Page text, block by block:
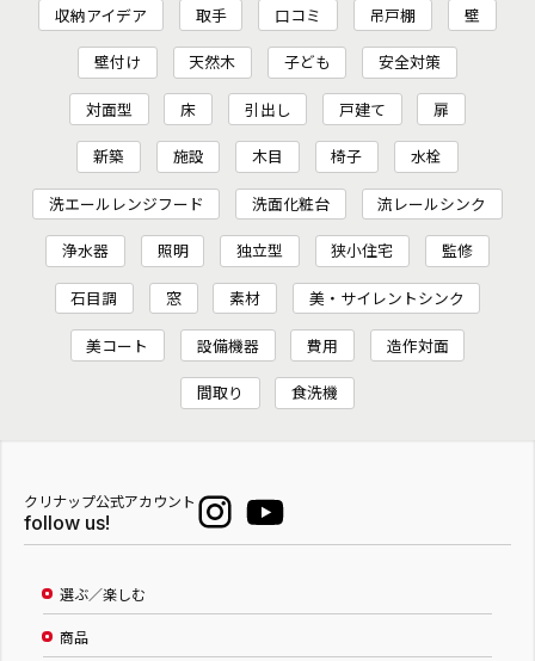
収納アイデア 取手 口コミ 吊戸棚 壁
壁付け 天然木 子ども 安全対策
対面型 床 引出し 戸建て 扉
新築 施設 木目 椅子 水栓
洗エールレンジフード 洗面化粧台 流レールシンク
浄水器 照明 独立型 狭小住宅 監修
石目調 窓 素材 美・サイレントシンク
美コート 設備機器 費用 造作対面
間取り 食洗機
クリナップ公式アカウント
follow us!
選ぶ／楽しむ
商品